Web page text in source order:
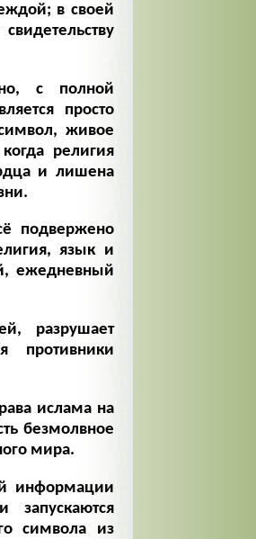
в своей
с полной
просто
живое
религия
и лишена
подвержено
язык и
ежедневный
разрушает
противники
ислама на
безмолвное
мира.
информации
запускаются
символа из